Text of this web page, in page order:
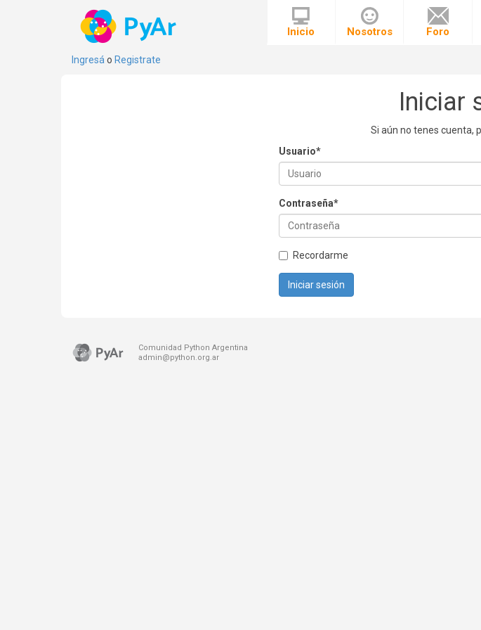
Ingresá o Registrate
Inicio Nosotros Foro
Iniciar
Si aún no tenes cuenta,
Usuario*
Contraseña*
Recordarme
Iniciar sesión
Comunidad Python Argentina
admin@python.org.ar